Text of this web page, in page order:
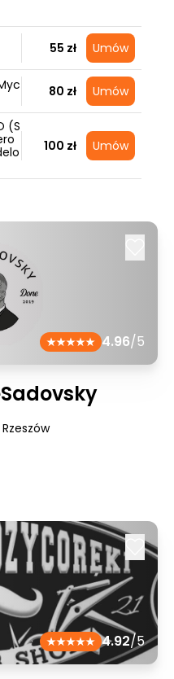
55 zł Umów
80 zł Umów
(S
100 zł Umów
4.96/5
Rzeszów
4.92/5